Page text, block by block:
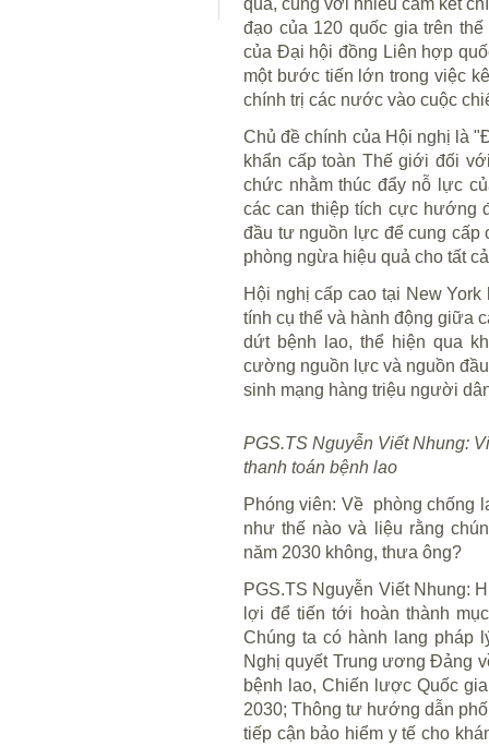
qua, cùng với nhiều cam kết
đạo của 120 quốc gia trên
của Đại hội đồng Liên hợp
một bước tiến lớn trong việc
chính trị các nước vào cuộc
Chủ đề chính của Hội nghị là
khẩn cấp toàn Thế giới đối
chức nhằm thúc đẩy nỗ lực
các can thiệp tích cực hướng
đầu tư nguồn lực để cung cấp
phòng ngừa hiệu quả cho tất
Hội nghị cấp cao tại New
tính cụ thể và hành động giữa
dứt bệnh lao, thể hiện qua
cường nguồn lực và nguồn
sinh mạng hàng triệu người
PGS.TS Nguyễn Viết Nhung:
thanh toán bệnh lao
Phóng viên: Về phòng chống
như thế nào và liệu rằng
năm 2030 không, thưa ông?
PGS.TS Nguyễn Viết Nhung:
lợi để tiến tới hoàn thành
Chúng ta có hành lang pháp
Nghị quyết Trung ương Đảng
bệnh lao, Chiến lược Quốc
2030; Thông tư hướng dẫn
tiếp cận bảo hiểm y tế cho